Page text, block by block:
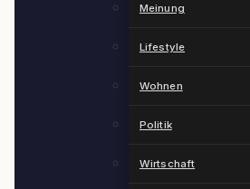
Meinung
Lifestyle
Wohnen
Politik
Wirtschaft